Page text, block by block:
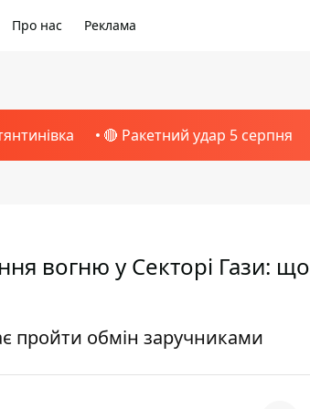
Про нас Реклама
🔴 Ракетний удар 5 серпня
вогню у Секторі Гази: що
пройти обмін заручниками